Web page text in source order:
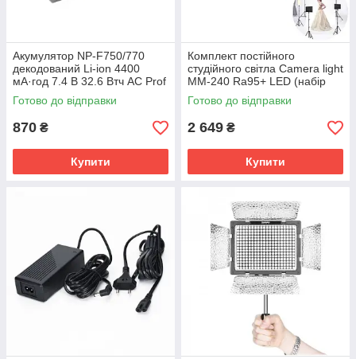
Акумулятор NP-F750/770
декодований Li-ion 4400
мА·год 7.4 В 32.6 Втч AC Prof
NP-F750
Готово до відправки
870 ₴
Купити
Комплект постійного
студійного світла Camera light
MM-240 Ra95+ LED (набір
блогера)
Готово до відправки
2 649 ₴
Купити